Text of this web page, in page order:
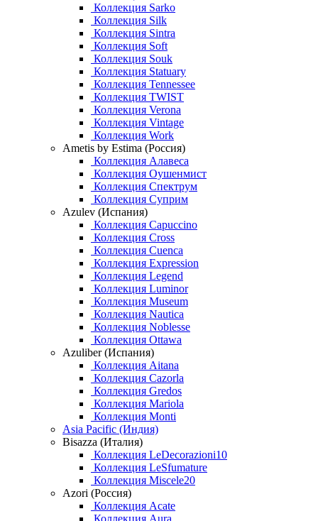
Коллекция Sarko
Коллекция Silk
Коллекция Sintra
Коллекция Soft
Коллекция Souk
Коллекция Statuary
Коллекция Tennessee
Коллекция TWIST
Коллекция Verona
Коллекция Vintage
Коллекция Work
Ametis by Estima (Россия)
Коллекция Алавеса
Коллекция Оушенмист
Коллекция Спектрум
Коллекция Суприм
Azulev (Испания)
Коллекция Capuccino
Коллекция Cross
Коллекция Cuenca
Коллекция Expression
Коллекция Legend
Коллекция Luminor
Коллекция Museum
Коллекция Nautica
Коллекция Noblesse
Коллекция Ottawa
Azuliber (Испания)
Коллекция Aitana
Коллекция Cazorla
Коллекция Gredos
Коллекция Mariola
Коллекция Monti
Asia Pacific (Индия)
Bisazza (Италия)
Коллекция LeDecorazioni10
Коллекция LeSfumature
Коллекция Miscele20
Azori (Россия)
Коллекция Acate
Коллекция Aura